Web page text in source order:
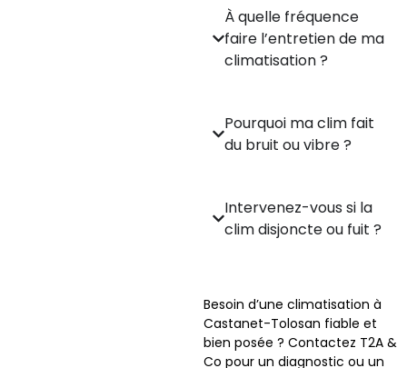
À quelle fréquence
faire l’entretien de ma
climatisation ?
Pourquoi ma clim fait
du bruit ou vibre ?
Intervenez-vous si la
clim disjoncte ou fuit ?
Besoin d’une climatisation à
Castanet-Tolosan fiable et
bien posée ? Contactez T2A &
Co pour un diagnostic ou un